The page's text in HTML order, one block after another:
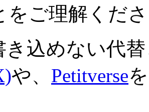
をご理解くだ
込めない代
や、 Petitverse